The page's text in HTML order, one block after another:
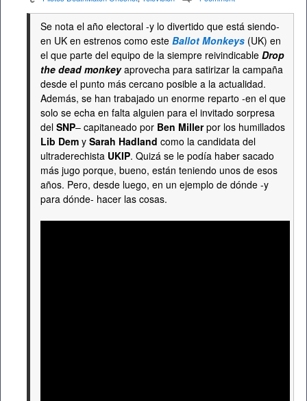
Se nota el año electoral -y lo divertido que está siendo-
en UK en estrenos como este Ballot Monkeys (UK) en
el que parte del equipo de la siempre reivindicable Drop
the dead monkeyaprovecha para satirizar la campaña
desde el punto más cercano posible a la actualidad.
Además, se han trabajado un enorme reparto -en el que
solo se echa en falta alguien para el invitado sorpresa
del SNP– capitaneado por Ben Millerpor los humillados
Lib Dem y Sarah Hadland como la candidata del
ultraderechista UKIP. Quizá se le podía haber sacado
más jugo porque, bueno, están teniendo unos de esos
años. Pero, desde luego, en un ejemplo de dónde -y
para dónde- hacer las cosas.